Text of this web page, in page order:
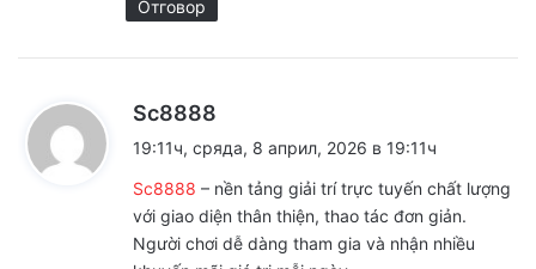
Отговор
Sc8888
а
:
19:11ч, сряда, 8 април, 2026 в 19:11ч
Sc8888 – nền tảng giải trí trực tuyến chất lượng
với giao diện thân thiện, thao tác đơn giản.
Người chơi dễ dàng tham gia và nhận nhiều